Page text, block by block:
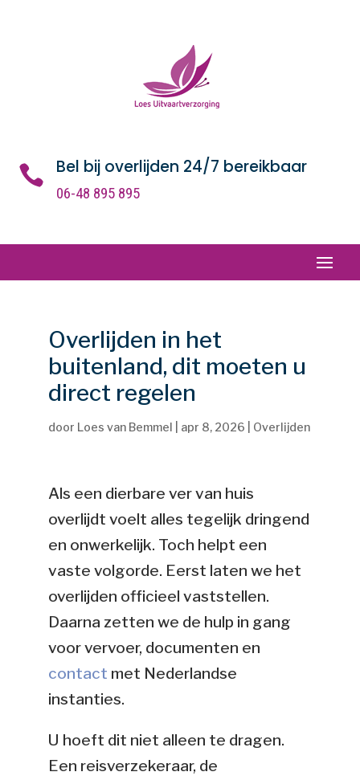
 Bel bij overlijden 24/7 bereikbaar
06-48 895 895
Overlijden in het
buitenland, dit moeten u
direct regelen
door Loes van Bemmel apr 8, 2026 Overlijden
Als een dierbare ver van huis
overlijdt voelt alles tegelijk dringend
en onwerkelijk. Toch helpt een
vaste volgorde. Eerst laten we het
overlijden officieel vaststellen.
Daarna zetten we de hulp in gang
voor vervoer, documenten en
contact met Nederlandse
instanties.
U hoeft dit niet alleen te dragen.
Een reisverzekeraar, de